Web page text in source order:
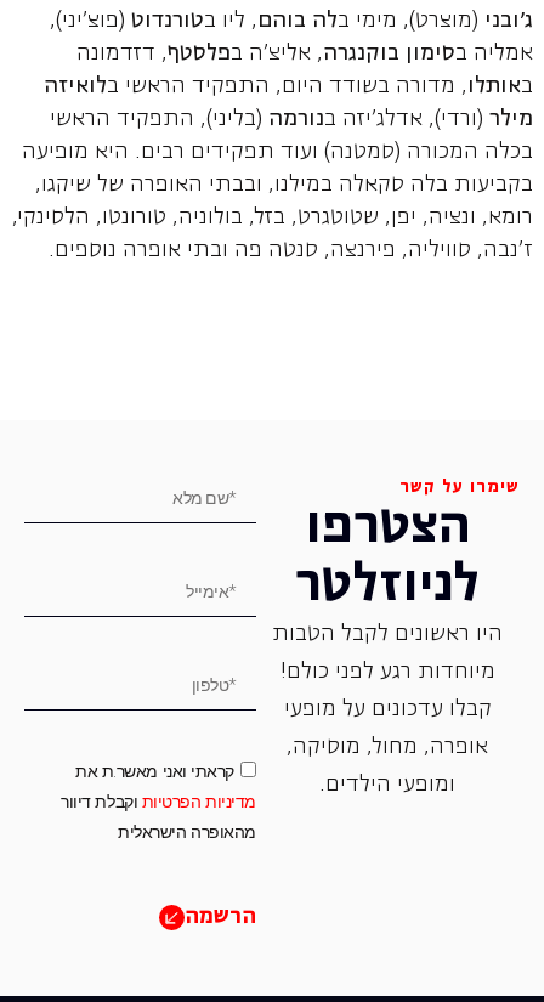
ג'ובני (מוצרט), מימי בלה בוהם , ליו בטורנדוט(פוצ'יני),
אמליה בסימון בוקנגרה, אליצ'ה בפלסטף, דזדמונה
באותלו , מדורה בשודד היום, התפקיד הראשי בלואיזה
מילר (ורדי), אדלג'יזה בנורמה (בליני), התפקיד הראשי
בכלה המכורה (סמטנה) ועוד תפקידים רבים. היא מופיעה
בקביעות בלה סקאלה במילנו, ובבתי האופרה של שיקגו,
רומא, ונציה, יפן, שטוטגרט, בזל, בולוניה, טורונטו, הלסינקי,
ז'נבה, סוויליה, פירנצה, סנטה פה ובתי אופרה נוספים.
שימרו על קשר
הצטרפו
לניוזלטר
היו ראשונים לקבל הטבות
מיוחדות רגע לפני כולם!
קבלו עדכונים על מופעי
אופרה, ‏מחול, ‏מוסיקה,
ומופעי הילדים.
קראתי ואני מאשר.ת את
מדיניות הפרטיות וקבלת דיוור
מהאופרה הישראלית
הרשמה